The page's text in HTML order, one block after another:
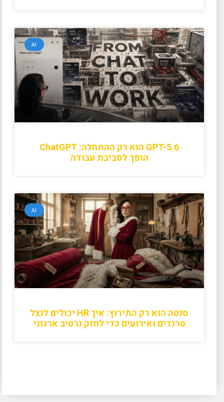
AI
GPT-5.6 הוא רק ההתחלה: ChatGPT
הופך לסביבת עבודה
AI
סנטה הוא רק התירוץ: איך HR יכולים לנצל
טרנדים ואירועים כדי לחזק נרטיב ארגוני